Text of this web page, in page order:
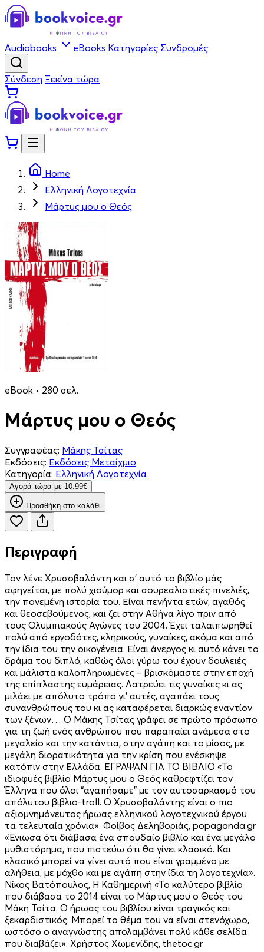
Audiobooks eBooks Κατηγορίες Συνδρομές
Σύνδεση Ξεκίνα τώρα
Home
Ελληνική Λογοτεχνία
Μάρτυς μου ο Θεός
eBook • 280 σελ.
Μάρτυς μου ο Θεός
Συγγραφέας: Μάκης Τσίτας
Εκδόσεις: Εκδόσεις Μεταίχμιο
Κατηγορία: Ελληνική Λογοτεχνία
Aγορά τώρα με 10.99€
Προσθήκη στο καλάθι
Περιγραφή
Τον λένε Χρυσοβαλάντη και σ’ αυτό το βιβλίο μάς
αφηγείται, με πολύ χιούμορ και σουρεαλιστικές πινελιές,
την πονεμένη ιστορία του. Είναι πενήντα ετών, αγαθός
και θεοσεβούμενος, και ζει στην Αθήνα λίγο πριν από
τους Ολυμπιακούς Αγώνες του 2004. Έχει ταλαιπωρηθεί
πολύ από εργοδότες, κληρικούς, γυναίκες, ακόμα και από
την ίδια του την οικογένεια. Είναι άνεργος κι αυτό κάνει το
δράμα του διπλό, καθώς όλοι γύρω του έχουν δουλειές
και μάλιστα καλοπληρωμένες – βρισκόμαστε στην εποχή
της επίπλαστης ευμάρειας. Λατρεύει τις γυναίκες κι ας
μιλάει με απόλυτο τρόπο γι’ αυτές, αγαπάει τους
συνανθρώπους του κι ας καταφέρεται διαρκώς εναντίον
των ξένων… Ο Μάκης Τσίτας γράφει σε πρώτο πρόσωπο
για τη ζωή ενός ανθρώπου που παραπαίει ανάμεσα στο
μεγαλείο και την κατάντια, στην αγάπη και το μίσος, με
μεγάλη διορατικότητα για την κρίση που ενέσκηψε
κατόπιν στην Ελλάδα. ΕΓΡΑΨΑΝ ΓΙΑ ΤΟ ΒΙΒΛΙΟ «Το
ιδιοφυές βιβλίο Μάρτυς μου ο Θεός καθρεφτίζει τον
Έλληνα που όλοι “αγαπήσαμε” με τον αυτοσαρκασμό του
απόλυτου βιβλιο-troll. Ο Χρυσοβαλάντης είναι ο πιο
αξιομνημόνευτος ήρωας ελληνικού λογοτεχνικού έργου
τα τελευταία χρόνια». Φοίβος Δεληβοριάς, popaganda.gr
«Ένιωσα ότι διάβασα ένα σπουδαίο βιβλίο και ένα μεγάλο
μυθιστόρημα, που πιστεύω ότι θα γίνει κλασικό. Και
κλασικό μπορεί να γίνει αυτό που είναι γραμμένο με
αλήθεια, με μόχθο και με αγάπη στην ίδια τη λογοτεχνία».
Νίκος Βατόπουλος, Η Καθημερινή «Το καλύτερο βιβλίο
που διάβασα το 2014 είναι το Μάρτυς μου ο Θεός του
Μάκη Τσίτα. Ο ήρωας του βιβλίου είναι τραγικός και
ξεκαρδιστικός. Μπορεί το θέμα του να είναι στενόχωρο,
ωστόσο ο αναγνώστης απολαμβάνει πολύ κάθε σελίδα
που διαβάζει». Χρήστος Χωμενίδης, thetoc.gr